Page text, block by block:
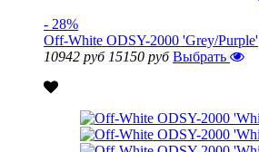
- 28%
Off-White ODSY-2000 'Grey/Purple'
10942 руб 15150 руб Выбрать